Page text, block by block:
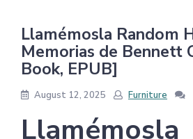
Llamémosla Random
Memorias de Bennett
Book, EPUB]
August 12, 2025 Furniture
Llamémosla